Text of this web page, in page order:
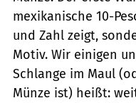
mexikanische 10-
und Zahl zeigt,
Motiv. Wir einigen
Schlange im Maul
Münze ist) heißt: